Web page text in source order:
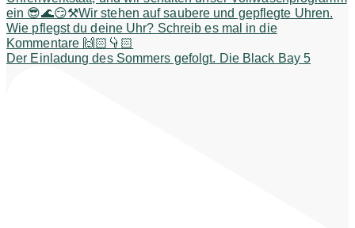
Der Einladung des Sommers gefolgt. Die Black Bay 5